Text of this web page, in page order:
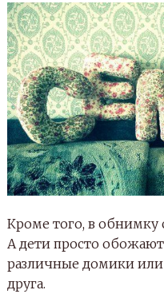
Кроме того, в обнимку
А дети просто
различные домики или
друга.